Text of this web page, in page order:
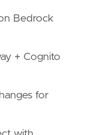
Bedrock
+ Cognito
for